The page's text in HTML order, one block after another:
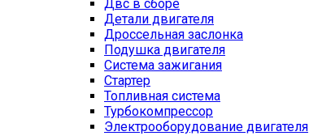
Двс в сборе
Детали двигателя
Дроссельная заслонка
Подушка двигателя
Система зажигания
Стартер
Топливная система
Турбокомпрессор
Электрооборудование двигателя